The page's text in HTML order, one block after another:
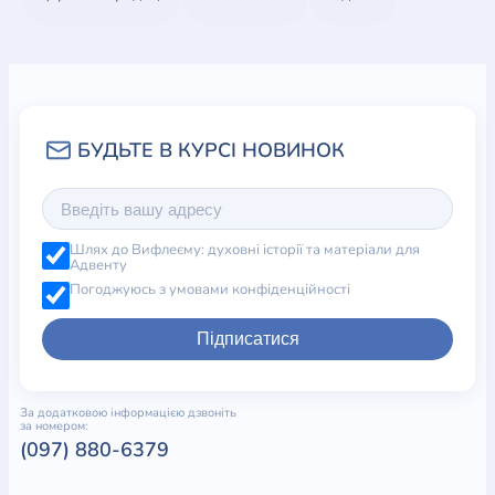
Шлях до Вифлеєму: духовні історії та матеріали для
Адвенту
Погоджуюсь з умовами конфіденційності
Підписатися
За додатковою інформацією дзвоніть
за номером:
(097) 880-6379